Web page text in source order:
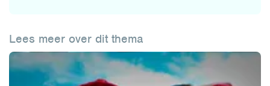
Lees meer over dit thema